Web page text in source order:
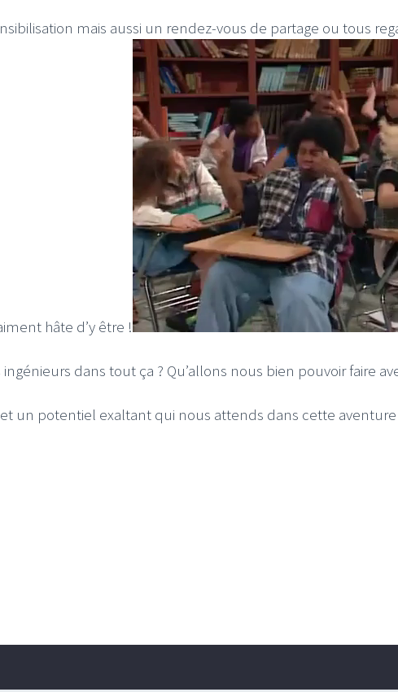
mais aussi un rendez-vous de partage ou tous
hâte d’y être !
ingénieurs dans tout ça ? Qu’allons nous bien pouvoir faire
un potentiel exaltant qui nous attends dans cette